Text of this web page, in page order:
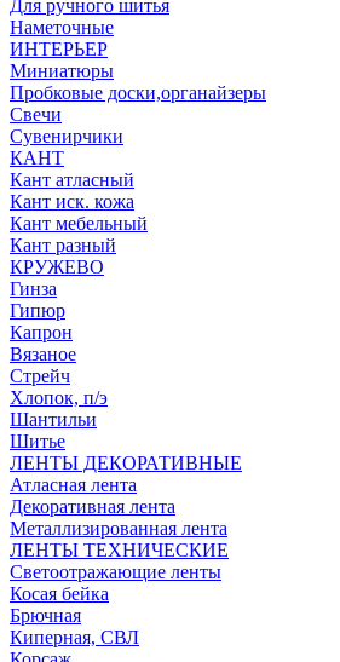
Для ручного шитья
Наметочные
ИНТЕРЬЕР
Миниатюры
Пробковые доски,органайзеры
Свечи
Сувенирчики
КАНТ
Кант атласный
Кант иск. кожа
Кант мебельный
Кант разный
КРУЖЕВО
Гинза
Гипюр
Капрон
Вязаное
Стрейч
Хлопок, п/э
Шантильи
Шитье
ЛЕНТЫ ДЕКОРАТИВНЫЕ
Атласная лента
Декоративная лента
Металлизированная лента
ЛЕНТЫ ТЕХНИЧЕСКИЕ
Светоотражающие ленты
Косая бейка
Брючная
Киперная, СВЛ